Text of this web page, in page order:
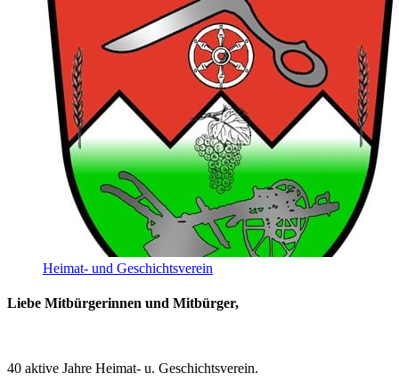
Heimat- und Geschichtsverein
Liebe Mitbürgerinnen und Mitbürger,
40 aktive Jahre Heimat- u. Geschichtsverein.